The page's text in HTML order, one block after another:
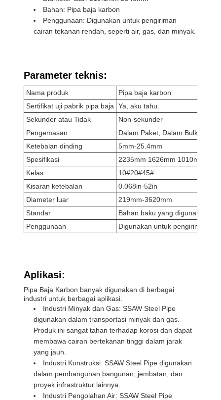
Bahan: Pipa baja karbon
Penggunaan: Digunakan untuk pengiriman
cairan tekanan rendah, seperti air, gas, dan minyak.
Parameter teknis:
Nama produk
Pipa baja karbon
Sertifikat uji pabrik pipa baja
Ya, aku tahu.
Sekunder atau Tidak
Non-sekunder
Pengemasan
Dalam Paket, Dalam Bulk,
Ketebalan dinding
5mm-25.4mm
Spesifikasi
2235mm 1626mm 1010mm
Kelas
10#20#45#
Kisaran ketebalan
0.068in-52in
Diameter luar
219mm-3620mm
Standar
Bahan baku yang digunakan
Penggunaan
Digunakan untuk pengiriman
Aplikasi:
Pipa Baja Karbon banyak digunakan di berbagai
industri untuk berbagai aplikasi.
Industri Minyak dan Gas: SSAW Steel Pipe
digunakan dalam transportasi minyak dan gas.
Produk ini sangat tahan terhadap korosi dan dapat
membawa cairan bertekanan tinggi dalam jarak
yang jauh.
Industri Konstruksi: SSAW Steel Pipe digunakan
dalam pembangunan bangunan, jembatan, dan
proyek infrastruktur lainnya.
Industri Pengolahan Air: SSAW Steel Pipe